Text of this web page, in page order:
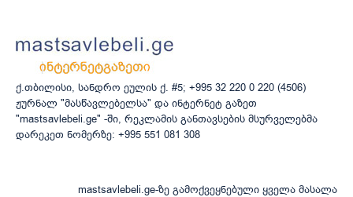
ქ.თბილისი, სანდრო ეულის ქ. #5; +995 32 220 0 220 (4506)
ჟურნალ "მასწავლებელსა" და ინტერნეტ გაზეთ
"mastsavlebeli.ge" -ში, რეკლამის განთავსების მსურველებმა
დარეკეთ ნომერზე: +995 551 081 308
mastsavlebeli.ge-ზე გამოქვეყნებული ყველა მასალა